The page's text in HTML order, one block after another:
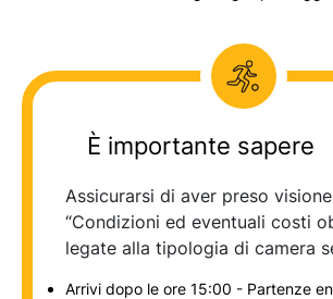
È importante sapere
Assicurarsi di aver preso
“Condizioni ed eventuali costi
legate alla tipologia di camera
Arrivi dopo le ore 15:00 - Partenze